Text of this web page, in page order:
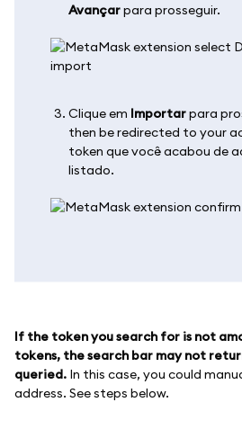
Avançarpara prosseguir.
Clique em Importarpara
then be redirected to your
token que você acabou de
listado.
If the token you search for is not
tokens, the search bar may not
queried. In this case, you could
address. See steps below.